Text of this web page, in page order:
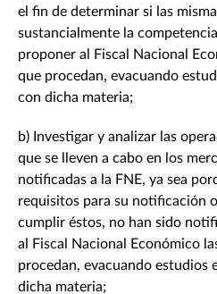
el fin de determinar si las
sustancialmente la
proponer al Fiscal Nacional
que procedan, evacuando
con dicha materia;
b) Investigar y analizar las
que se lleven a cabo en los
notificadas a la FNE, ya sea
requisitos para su notificación
cumplir éstos, no han sido
al Fiscal Nacional Económico
procedan, evacuando estudios
dicha materia;